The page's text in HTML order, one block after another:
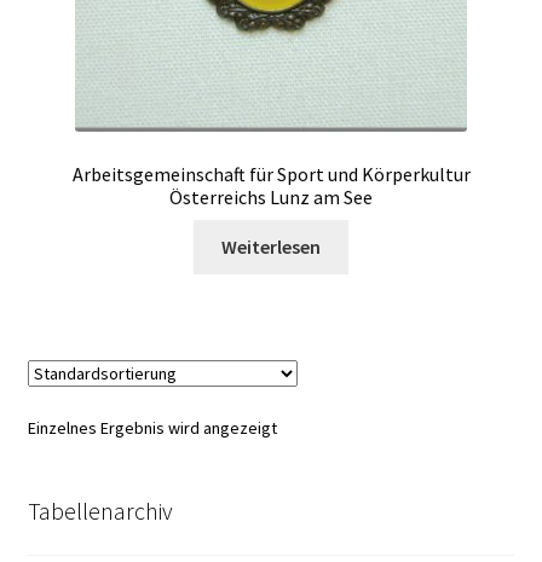
Arbeitsgemeinschaft für Sport und Körperkultur
Österreichs Lunz am See
Weiterlesen
Einzelnes Ergebnis wird angezeigt
Tabellenarchiv